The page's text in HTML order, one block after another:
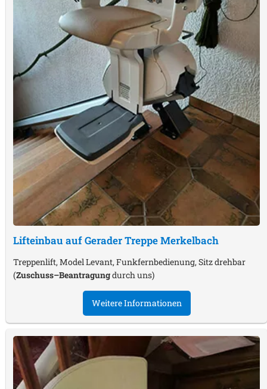
Lifteinbau auf Gerader TreppeMerkelbach
Treppenlift, Model Levant, Funkfernbedienung, Sitz drehbar
(Zuschuss–Beantragungdurch uns)
Weitere Informationen